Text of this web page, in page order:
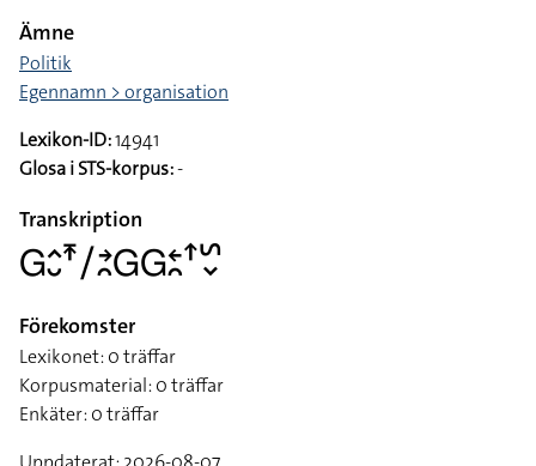
Ämne
Politik
Egennamn > organisation
Lexikon-ID:14941
Glosa i STS-korpus:-
Transkription
􌤦􌤵􌤷􌥵􌥠􌥔􌥘􌤦􌤦􌥓􌥘􌦃􌥲􌦀
Förekomster
Lexikonet: 0 träffar
Korpusmaterial: 0 träffar
Enkäter: 0 träffar